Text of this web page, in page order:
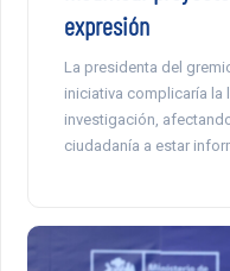
expresión
La presidenta del
iniciativa complicaría
investigación,
ciudadanía a estar